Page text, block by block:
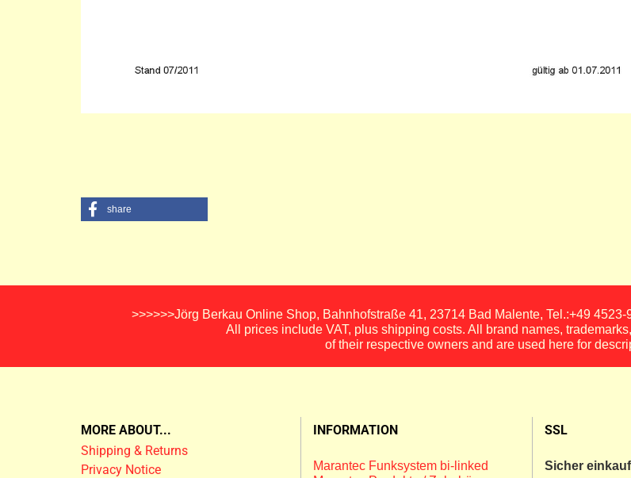
share
>>>>>>Jörg Berkau Online Shop, Bahnhofstraße 41, 23714 Bad Malente, Tel.:+49
All prices include VAT, plus shipping costs. All brand names,
of their respective owners and are used here for
MORE ABOUT...
Shipping & Returns
Privacy Notice
INFORMATION
Marantec Funksystem bi-linked
SSL
Sicher